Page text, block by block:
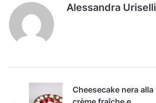
Alessandra Uriselli
Cheesecake nera alla